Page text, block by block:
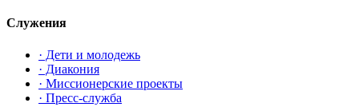
Служения
· Дети и молодежь
· Диакония
· Миссионерские проекты
· Пресс-служба